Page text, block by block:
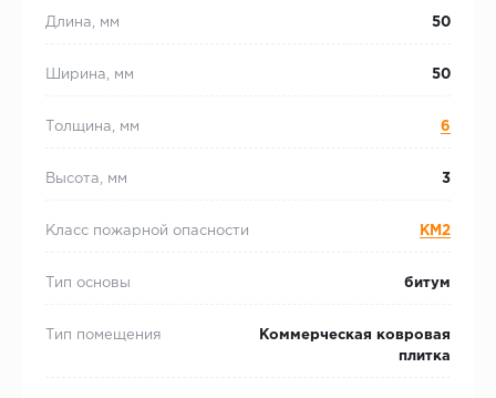
Длина, мм 50
Ширина, мм 50
Толщина, мм 6
Высота, мм 3
Класс пожарной опасности КМ2
Тип основы битум
Тип помещения
Коммерческая ковровая
плитка